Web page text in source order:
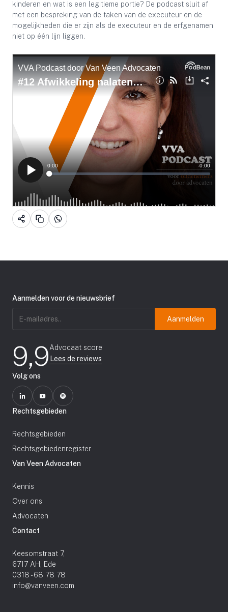
kinderen en wat is een legitieme portie? De podcast sluit af
met een bespreking van de taken van de executeur en de
mogelijkheden die er zijn als de executeur en de erfgenamen
niet op één lijn liggen.
Aanmelden voor de nieuwsbrief
9,9Advocaat score
Lees de reviews
Volg ons
Rechtsgebieden
Rechtsgebieden
Rechtsgebiedenregister
Van Veen Advocaten
Kennis
Over ons
Advocaten
Contact
Keesomstraat 7,
6717 AH, Ede
0318 - 68 78 78
info@vanveen.com